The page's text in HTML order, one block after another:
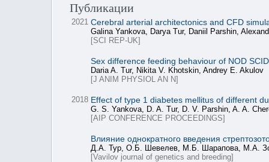
Публикации
2021 Cerebral arterial architectonics and CFD
Galina Yankova, Darya Tur, Daniil Parshin,
[SCI REP-UK]
Sex difference feeding behaviour of NOD
Daria A. Tur, Nikita V. Khotskin, Andrey E. Akulov
[J ANIM PHYSIOL AN N]
2018 Effect of type 1 diabetes mellitus of different
G. S. Yankova, D. A. Tur, D. V. Parshin, A. A.
[AIP CONFERENCE PROCEEDINGS]
Влияние однократного введения
Д.А. Тур, О.Б. Шевелев, М.Б. Шарапова, М.А.
[Vavilov journal of genetics and breeding]